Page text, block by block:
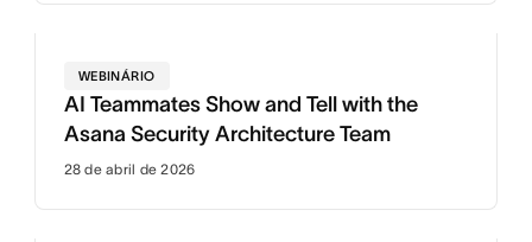
WEBINÁRIO
AI Teammates Show and Tell with the
Asana Security Architecture Team
28 de abril de 2026